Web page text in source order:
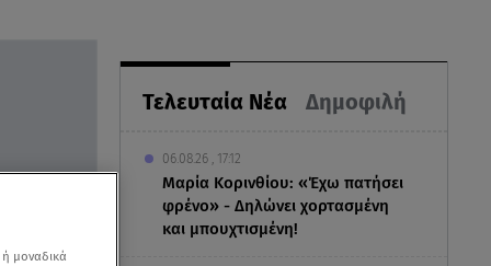
Τελευταία Νέα Δημοφιλή
06.08.26 , 17:12
Μαρία Κορινθίου: «Έχω πατήσει
φρένο» - Δηλώνει χορτασμένη
και μπουχτισμένη!
μοναδικά